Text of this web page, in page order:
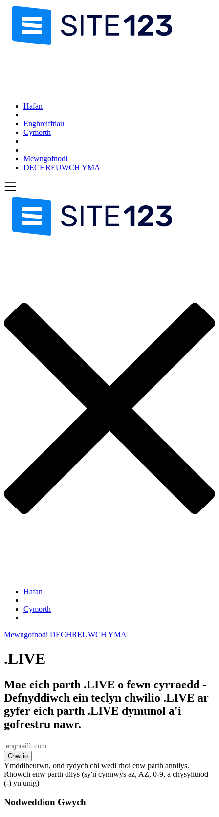
Hafan
Enghreifftiau
Cymorth
|
Mewngofnodi
DECHREUWCH YMA
Hafan
Cymorth
Mewngofnodi DECHREUWCH YMA
.LIVE
Mae eich parth .LIVE o fewn cyrraedd -
Defnyddiwch ein teclyn chwilio .LIVE ar
gyfer eich parth .LIVE dymunol a'i
gofrestru nawr.
Chwilio
Ymddiheurwn, ond rydych chi wedi rhoi enw parth annilys.
Rhowch enw parth dilys (sy'n cynnwys az, AZ, 0-9, a chysylltnod
(-) yn unig)
Nodweddion Gwych